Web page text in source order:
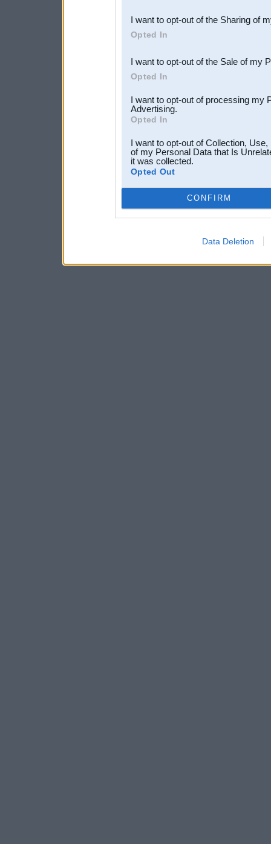
Downstream Participants
third parties.
I want to opt-out of the Sharing of
Opted In
I want to opt-out of the Sale of my
Opted In
I want to opt-out of processing my
Advertising.
Opted In
I want to opt-out of Collection,
of my Personal Data that Is
it was collected.
Opted Out
CONFIRM
Data Deletion